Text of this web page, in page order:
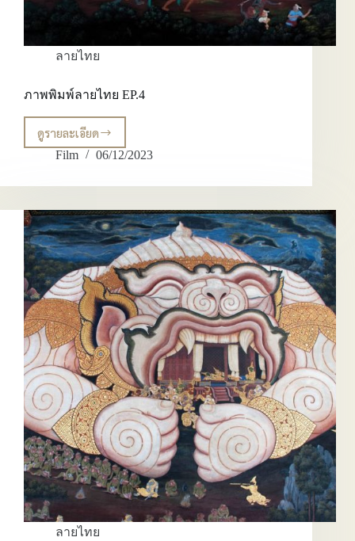
ลายไทย
ภาพพิมพ์ลายไทย EP.4
ดูรายละเอียด
ภาพ
พิมพ์
ไทย
Film 06/12/2023
ลายไทย